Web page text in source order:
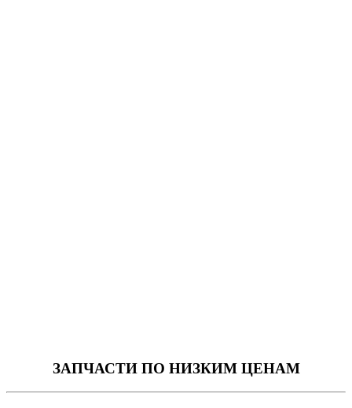
ЗАПЧАСТИПО НИЗКИМ ЦЕНАМ